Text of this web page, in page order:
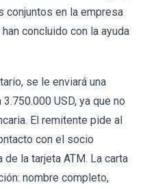
en la empresa
han concluido con la ayuda
se le enviará una
USD, ya que no
El remitente pide al
con el socio
la tarjeta ATM. La carta
nombre completo,